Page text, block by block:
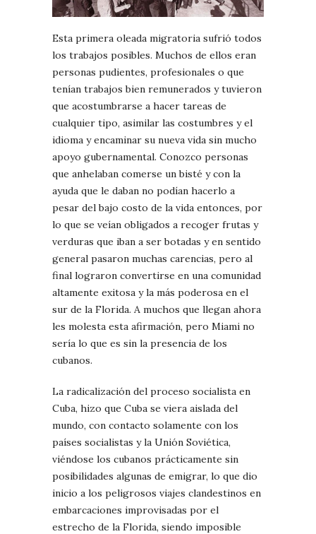
Esta primera oleada migratoria sufrió todos
los trabajos posibles. Muchos de ellos eran
personas pudientes, profesionales o que
tenían trabajos bien remunerados y tuvieron
que acostumbrarse a hacer tareas de
cualquier tipo, asimilar las costumbres y el
idioma y encaminar su nueva vida sin mucho
apoyo gubernamental. Conozco personas
que anhelaban comerse un bisté y con la
ayuda que le daban no podían hacerlo a
pesar del bajo costo de la vida entonces, por
lo que se veían obligados a recoger frutas y
verduras que iban a ser botadas y en sentido
general pasaron muchas carencias, pero al
final lograron convertirse en una comunidad
altamente exitosa y la más poderosa en el
sur de la Florida. A muchos que llegan ahora
les molesta esta afirmación, pero Miami no
sería lo que es sin la presencia de los
cubanos.
La radicalización del proceso socialista en
Cuba, hizo que Cuba se viera aislada del
mundo, con contacto solamente con los
países socialistas y la Unión Soviética,
viéndose los cubanos prácticamente sin
posibilidades algunas de emigrar, lo que dio
inicio a los peligrosos viajes clandestinos en
embarcaciones improvisadas por el
estrecho de la Florida, siendo imposible